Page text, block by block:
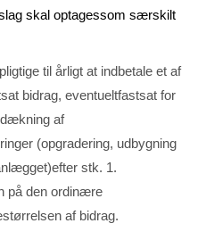
skal optagessom særskilt
til årligt at indbetale et af
bidrag, even­tueltfastsat for
af
(opgrade­ring, udbygning
stk. 1.
på den or­dinære
af bidrag.